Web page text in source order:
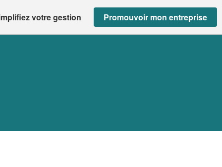
votre gestion Promouvoir mon entreprise